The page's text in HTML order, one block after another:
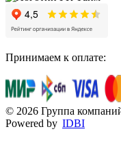
Принимаем к оплате:
© 2026 Группа
Powered by IDBI